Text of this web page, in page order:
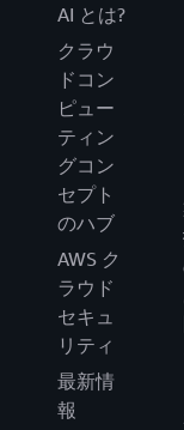
AI とは?
クラウ
ドコン
ピュー
ティン
グコン
セプト
のハブ
AWS ク
ラウド
セキュ
リティ
最新情
報